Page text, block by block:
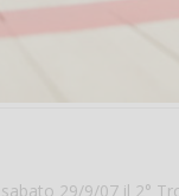
29/9/07 il 2°